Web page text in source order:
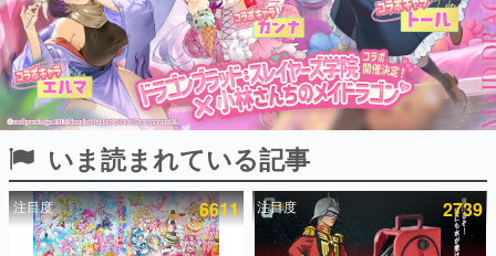
ピックアップ
電ファミのいま読まれている記事ランキング
いま読まれている記事
注目度 6611 注目度 2739